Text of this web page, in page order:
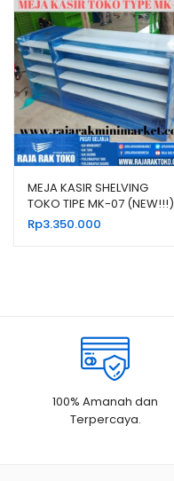
MEJA KASIR SHELVING
TOKO TIPE MK-07 (NEW!!!)
Rp3.350.000
100% Amanah dan
Terpercaya.